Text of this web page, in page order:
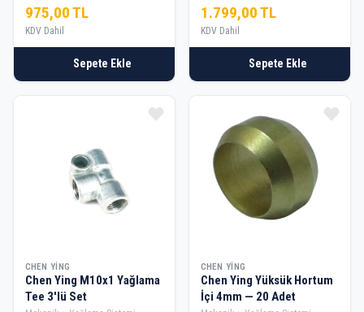
975,00 TL
KDV Dahil
Sepete Ekle
1.799,00 TL
KDV Dahil
Sepete Ekle
CHEN YING
Chen Ying M10x1 Yağlama
Tee 3'lü Set
CHEN YING
Chen Ying Yüksük Hortum
İçi 4mm — 20 Adet